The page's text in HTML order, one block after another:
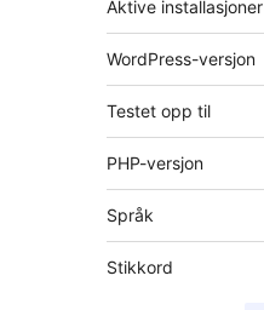
Aktive installasjoner
WordPress-versjon
Testet opp til
PHP-versjon
Språk
Stikkord